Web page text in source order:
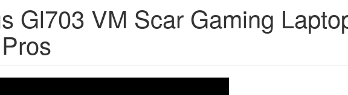
Gl703 VM Scar Gaming